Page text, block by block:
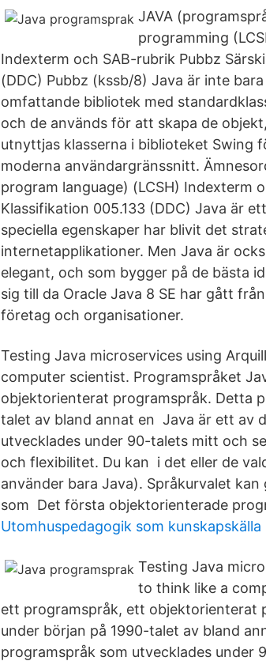
JAVA
programming
Indexterm och SAB-rubrik Pubbz
(DDC) Pubbz (kssb/8) Java är inte
omfattande bibliotek med
och de används för att skapa de
utnyttjas klasserna i biblioteket Swing
moderna användargränssnitt.
program language) (LCSH) Indexterm
Klassifikation 005.133 (DDC) Java är
speciella egenskaper har blivit det
internetapplikationer. Men Java är
elegant, och som bygger på de bästa
sig till da Oracle Java 8 SE har gått
företag och organisationer.
Testing Java microservices using
computer scientist. Programspråket
objektorienterat programspråk. Detta
talet av bland annat en Java är ett av
utvecklades under 90-​talets mitt och
och flexibilitet. Du kan i det eller de
använder bara Java). Språkurvalet
som Det första objektorienterade
Utomhuspedagogik som kunskapskälla
Testing Java
to think like a
ett programspråk, ett objektorienterat
under början på 1990-talet av bland
programspråk som utvecklades under